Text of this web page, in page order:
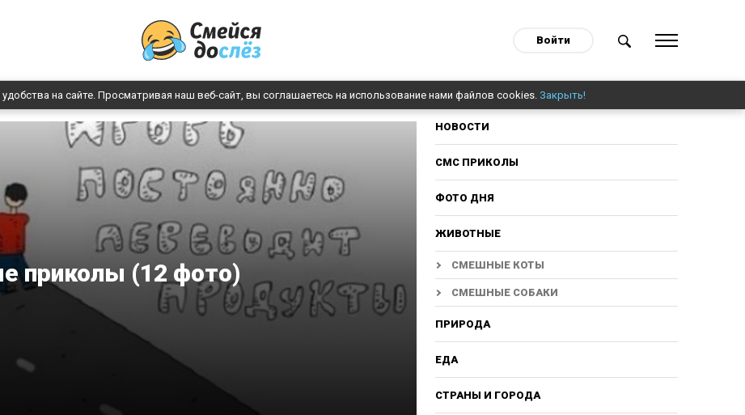
Войти
на сайте. Просматривая наш веб-сайт, вы соглашаетесь на использование нами файлов cookies. Закрыть!
приколы (12 фото)
НОВОСТИ
СМС ПРИКОЛЫ
ФОТО ДНЯ
ЖИВОТНЫЕ
СМЕШНЫЕ КОТЫ
СМЕШНЫЕ СОБАКИ
ПРИРОДА
ЕДА
СТРАНЫ И ГОРОДА